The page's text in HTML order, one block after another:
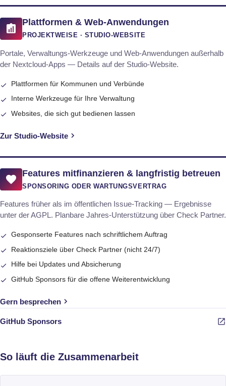
Plattformen & Web-Anwendungen
PROJEKTWEISE · STUDIO-WEBSITE
Portale, Verwaltungs-Werkzeuge und Web-Anwendungen außerhalb
der Nextcloud-Apps — Details auf der Studio-Website.
Plattformen für Kommunen und Verbünde
Interne Werkzeuge für Ihre Verwaltung
Websites, die sich gut bedienen lassen
Zur Studio-Website
Features mitfinanzieren & langfristig betreuen
SPONSORING ODER WARTUNGSVERTRAG
Features früher als im öffentlichen Issue-Tracking — Ergebnisse
unter der AGPL. Planbare Jahres-Unterstützung über Check Partner.
Gesponserte Features nach schriftlichem Auftrag
Reaktionsziele über Check Partner (nicht 24/7)
Hilfe bei Updates und Absicherung
GitHub Sponsors für die offene Weiterentwicklung
Gern besprechen
GitHub Sponsors(öffnet in neuem Tab)
So läuft die Zusammenarbeit